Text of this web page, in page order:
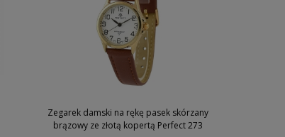
Zegarek damski na rękę pasek skórzany
brązowy ze złotą kopertą Perfect 273